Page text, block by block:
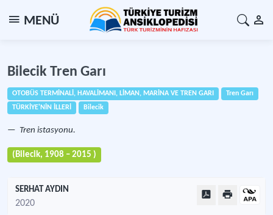
MENÜ
Bilecik Tren Garı
OTOBÜS TERMİNALİ, HAVALİMANI, LİMAN, MARİNA VE TREN GARI
Tren Garı
TÜRKİYE'NİN İLLERİ
Bilecik
Tren istasyonu.
(Bilecik, 1908 – 2015 )
SERHAT AYDIN
2020